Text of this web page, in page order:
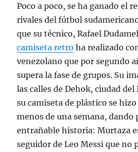
Poco a poco, se ha ganado el
rivales del fútbol
que su técnico, Rafael
camiseta retro ha realizado
venezolano que por segundo
supera la fase de grupos. Su
las calles de Dehok, ciudad
su camiseta de plástico se
menos de una semana, dando
entrañable historia: Murtaza
seguidor de Leo Messi que no